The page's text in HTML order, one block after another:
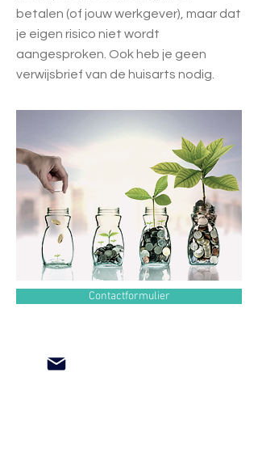
betalen (of jouw werkgever), maar dat
je eigen risico niet wordt
aangesproken. Ook heb je geen
verwijsbrief van de huisarts nodig.
Contactformulier